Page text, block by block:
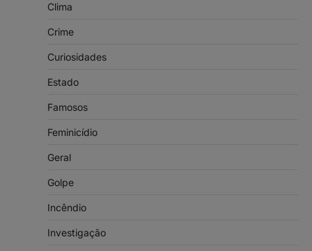
Clima
Crime
Curiosidades
Estado
Famosos
Feminicídio
Geral
Golpe
Incêndio
Investigação